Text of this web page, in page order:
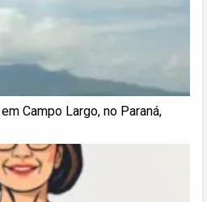
Campo Largo, no Paraná,